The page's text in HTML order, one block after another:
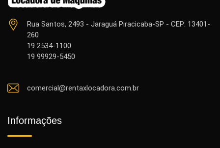
Rua Santos, 2493 - Jaraguá Piracicaba-SP - CEP: 13401-
260
19 2534-1100
19 99929-5450
comercial@rentaxlocadora.com.br
Informações